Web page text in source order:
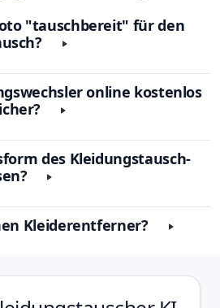
"tauschbereit" für den
online kostenlos
des Kleidungstausch-
Kleiderentferner?